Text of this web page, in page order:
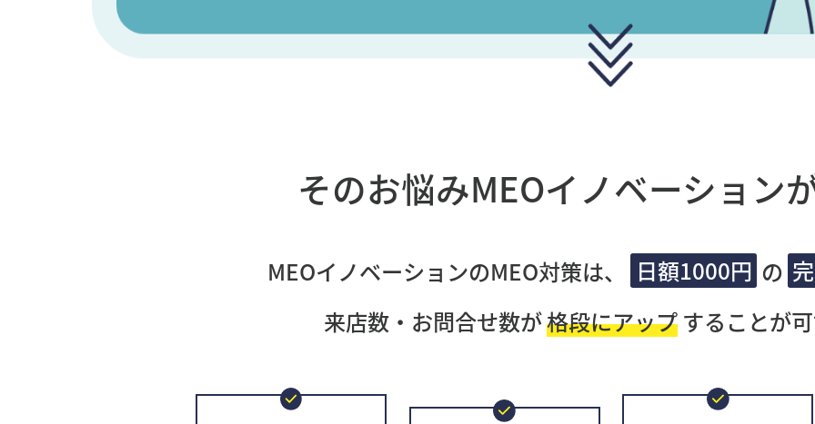
そのお悩みMEOイノベーション
MEOイノベーションのMEO対策は、 日額1000円 の
来店数・お問合せ数が格段にアップすることが